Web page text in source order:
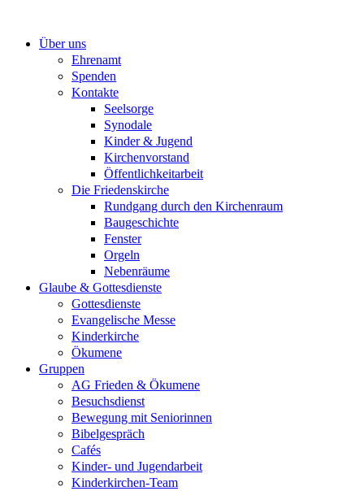
springenÜber uns
Ehrenamt
Spenden
Kontakte
Seelsorge
Synodale
Kinder & Jugend
Kirchenvorstand
Öffentlichkeitarbeit
Die Friedenskirche
Rundgang durch den Kirchenraum
Baugeschichte
Fenster
Orgeln
Nebenräume
Glaube & Gottesdienste
Gottesdienste
Evangelische Messe
Kinderkirche
Ökumene
Gruppen
AG Frieden & Ökumene
Besuchsdienst
Bewegung mit Seniorinnen
Bibelgespräch
Cafés
Kinder- und Jugendarbeit
Kinderkirchen-Team